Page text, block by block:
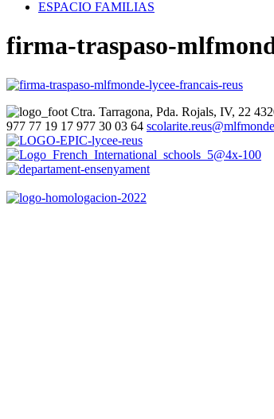
ESPACIO FAMILIAS
firma-traspaso-
Ctra. Tarragona, Pda. Rojals, IV, 22
977 77 19 17 977 30 03 64